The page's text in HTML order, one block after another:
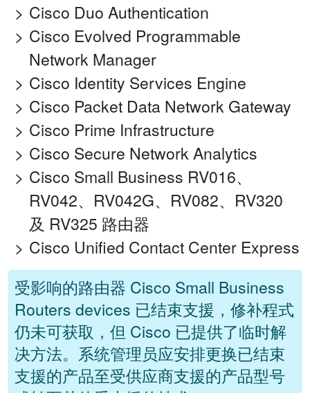
Cisco Duo Authentication
Cisco Evolved Programmable
Network Manager
Cisco Identity Services Engine
Cisco Packet Data Network Gateway
Cisco Prime Infrastructure
Cisco Secure Network Analytics
Cisco Small Business RV016、
RV042、RV042G、RV082、RV320
及 RV325 路由器
Cisco Unified Contact Center Express
受影响的路由器 Cisco Small Business
Routers devices 已结束支援，修补程式
仍未可获取，但 Cisco 已提供了临时解
决方法。系统管理员应安排更换已结束
支援的产品至受供应商支援的产品型号